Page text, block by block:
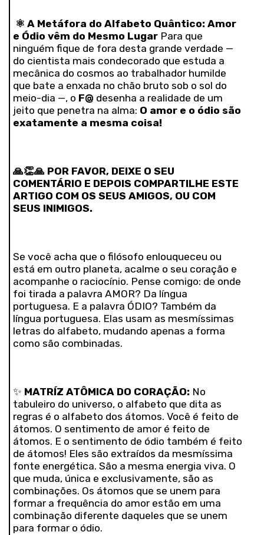
⚛️ A Metáfora do Alfabeto Quântico: Amor
e Ódio vêm do Mesmo Lugar Para que
ninguém fique de fora desta grande verdade —
do cientista mais condecorado que estuda a
mecânica do cosmos ao trabalhador humilde
que bate a enxada no chão bruto sob o sol do
meio-dia —, o F@ desenha a realidade de um
jeito que penetra na alma: O amor e o ódio são
exatamente a mesma coisa!
🙏👏🙏 POR FAVOR, DEIXE O SEU
COMENTÁRIO E DEPOIS COMPARTILHE ESTE
ARTIGO COM OS SEUS AMIGOS, OU COM
SEUS INIMIGOS.
Se você acha que o filósofo enlouqueceu ou
está em outro planeta, acalme o seu coração e
acompanhe o raciocínio. Pense comigo: de onde
foi tirada a palavra AMOR? Da língua
portuguesa. E a palavra ÓDIO? Também da
língua portuguesa. Elas usam as mesmíssimas
letras do alfabeto, mudando apenas a forma
como são combinadas.
✨ MATRÍZ ATÔMICA DO CORAÇÃO: No
tabuleiro do universo, o alfabeto que dita as
regras é o alfabeto dos átomos. Você é feito de
átomos. O sentimento de amor é feito de
átomos. E o sentimento de ódio também é feito
de átomos! Eles são extraídos da mesmíssima
fonte energética. São a mesma energia viva. O
que muda, única e exclusivamente, são as
combinações. Os átomos que se unem para
formar a frequência do amor estão em uma
combinação diferente daqueles que se unem
para formar o ódio.